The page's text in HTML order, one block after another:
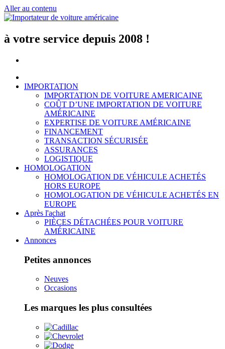
Aller au contenu
à votre service depuis 2008 !
IMPORTATION
IMPORTATION DE VOITURE AMERICAINE
COÛT D’UNE IMPORTATION DE VOITURE
AMÉRICAINE
EXPERTISE DE VOITURE AMÉRICAINE
FINANCEMENT
TRANSACTION SÉCURISÉE
ASSURANCES
LOGISTIQUE
HOMOLOGATION
HOMOLOGATION DE VÉHICULE ACHETÉS
HORS EUROPE
HOMOLOGATION DE VÉHICULE ACHETÉS EN
EUROPE
Après l'achat
PIÈCES DÉTACHÉES POUR VOITURE
AMÉRICAINE
Annonces
Petites annonces
Neuves
Occasions
Les marques les plus consultées